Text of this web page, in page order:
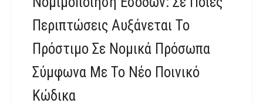
Περιπτώσεις Αυξάνεται Το
Πρόστιμο Σε Νομικά Πρόσωπα
Σύμφωνα Με Το Νέο Ποινικό
Κώδικα